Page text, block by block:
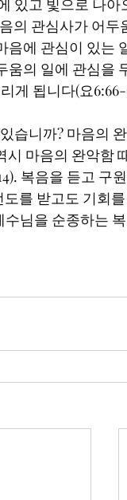
의 관심사가 어
에 관심이 있는
의 일에 관심을
게 됩니다(요
마음의 완악함
복음을 듣고 구
를 받고도 기회
님을 순종하는